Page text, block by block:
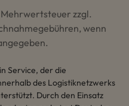
zzgl.
wenn
Service, der die
des Logistiknetzwerks
Durch den Einsatz